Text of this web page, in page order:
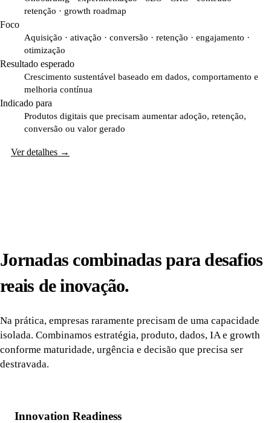
retenção · growth roadmap
Foco
Aquisição · ativação · conversão · retenção · engajamento ·
otimização
Resultado esperado
Crescimento sustentável baseado em dados, comportamento e
melhoria contínua
Indicado para
Produtos digitais que precisam aumentar adoção, retenção,
conversão ou valor gerado
Ver detalhes →
Jornadas combinadas para desafios
reais de inovação.
Na prática, empresas raramente precisam de uma capacidade
isolada. Combinamos estratégia, produto, dados, IA e growth
conforme maturidade, urgência e decisão que precisa ser
destravada.
Innovation Readiness